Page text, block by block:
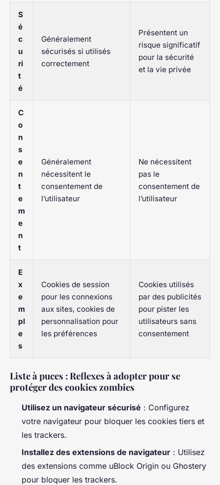
S
é
c
u
ri
t
é
Généralement
sécurisés si utilisés
correctement
Présentent un
risque significatif
pour la sécurité
et la vie privée
C
o
n
s
e
n
t
e
m
e
n
t
Généralement
nécessitent le
consentement de
l’utilisateur
Ne nécessitent
pas le
consentement de
l’utilisateur
E
x
e
m
pl
e
s
Cookies de session
pour les connexions
aux sites, cookies de
personnalisation pour
les préférences
Cookies utilisés
par des publicités
pour pister les
utilisateurs sans
consentement
Liste à puces : Reflexes à adopter pour se
protéger des cookies zombies
Utilisez un navigateur sécurisé : Configurez
votre navigateur pour bloquer les cookies tiers et
les trackers.
Installez des extensions de navigateur : Utilisez
des extensions comme uBlock Origin ou Ghostery
pour bloquer les trackers.